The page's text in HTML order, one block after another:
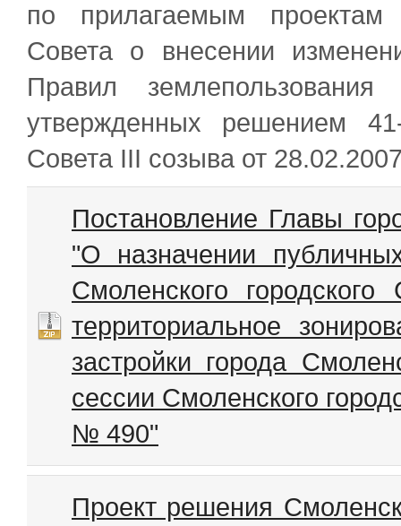
по прилагаемым проектам
Совета о внесении
Правил
утвержденных решением
Совета III созыва от
Постановление Главы
"О назначении
Смоленского
территориальное
застройки города
сессии Смоленского
№ 490"
Проект решения